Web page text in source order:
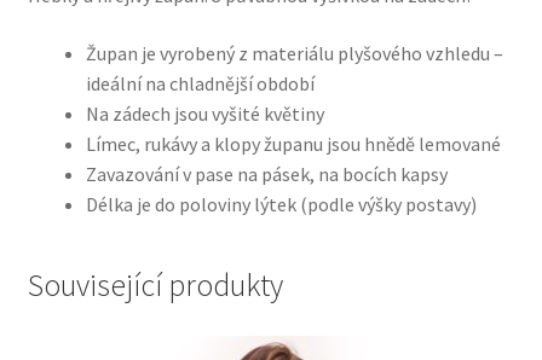
Župan je vyrobený z materiálu plyšového vzhledu –
ideální na chladnější období
Na zádech jsou vyšité květiny
Límec, rukávy a klopy županu jsou hnědě lemované
Zavazování v pase na pásek, na bocích kapsy
Délka je do poloviny lýtek (podle výšky postavy)
Související produkty